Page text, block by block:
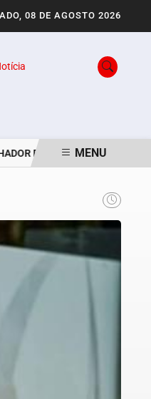
08 DE AGOSTO 2026
DIVULGAM VAGAS DE
MENU